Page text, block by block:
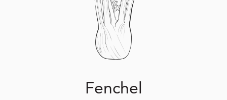
Fenchel